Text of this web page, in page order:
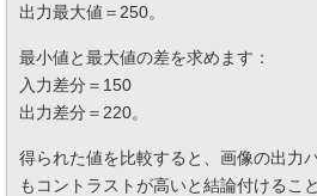
出力最大値＝250。
最小値と最大値の差を求めます：
入力差分＝150
出力差分＝220。
得られた値を比較すると、画像の出力
もコントラストが高いと結論付けるこ